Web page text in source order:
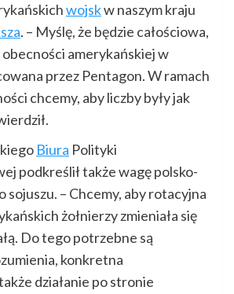
wojskw naszym kraju
. – Myślę, że będzie całościowa,
amerykańskiej w
przez Pentagon. W ramach
chcemy, aby liczby były jak
Biura Polityki
podkreślił także wagę polsko-
sojuszu. – Chcemy, aby rotacyjna
żołnierzy zmieniała się
Do tego potrzebne są
konkretna
działanie po stronie